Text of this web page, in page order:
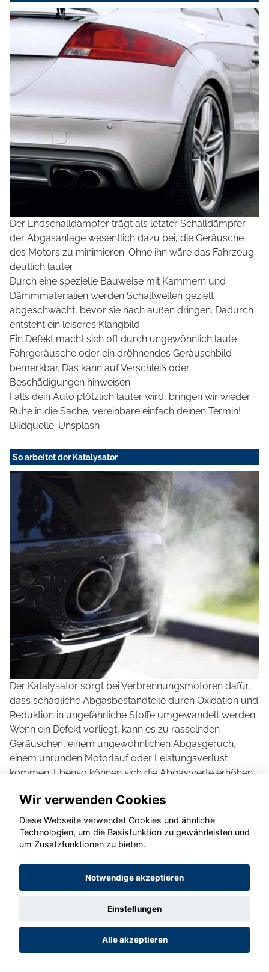
Der Endschalldämpfer trägt als letzter Schalldämpfer
der Abgasanlage wesentlich dazu bei, die Geräusche
des Motors zu minimieren. Ohne ihn wäre das Fahrzeug
deutlich lauter.
Durch eine spezielle Bauweise mit Kammern und
Dämmmaterialien werden Schallwellen gezielt
abgeschwächt, bevor sie nach außen dringen. Dadurch
entsteht ein leiseres Klangbild.
Ein Defekt macht sich oft durch ungewöhnlich laute
Fahrgeräusche oder ein dröhnendes Geräuschbild
bemerkbar. Das kann auf Verschleiß oder
Beschädigungen hinweisen.
Falls dein Auto plötzlich lauter wird, bringen wir wieder
Ruhe in die Sache, vereinbare einfach deinen Termin!
Bildquelle: Unsplash
So arbeitet der Katalysator
Der Katalysator sorgt bei Verbrennungsmotoren dafür,
dass schädliche Abgasbestandteile durch Oxidation und
Reduktion in ungefährliche Stoffe umgewandelt werden.
Wenn ein Defekt vorliegt, kann es zu rasselnden
Geräuschen, einem ungewöhnlichen Abgasgeruch,
einem unrunden Motorlauf oder Leistungsverlust
kommen. Ebenso können sich die Abgaswerte erhöhen.
durchgängig überwachen, wird in der Regel auch eine
Warnmeldung ausgegeben.
Wir kümmern uns gern darum, dass bei dir alles sauber
läuft!
Bildquelle: Unsplash
Ist deine Klimaanlage fit für heiße Tage?
Wir verwenden Cookies
Diese Webseite verwendet Cookies und ähnliche
Technologien, um die Basisfunktion zu gewährleisten und
um Zusatzfunktionen zu bieten.
Notwendige akzeptieren
Einstellungen
Alle akzeptieren